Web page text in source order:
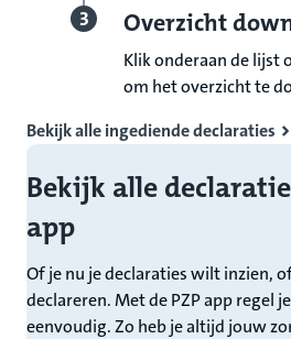
Overzicht
Klik onderaan de lijst
om het overzicht te
Bekijk alle ingediende declaraties
Bekijk alle
app
Of je nu je declaraties wilt inzien,
declareren. Met de PZP app regel
eenvoudig. Zo heb je altijd jouw